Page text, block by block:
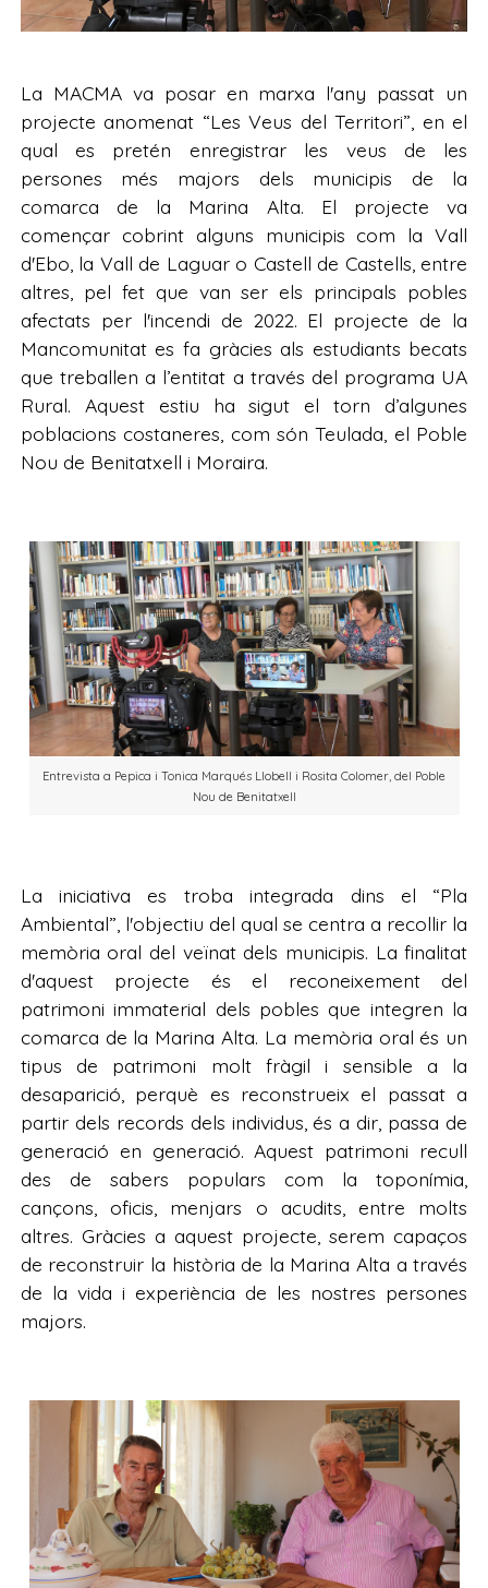
La MACMA va posar en marxa l'any passat un
projecte anomenat “Les Veus del Territori”, en el
qual es pretén enregistrar les veus de les
persones més majors dels municipis de la
comarca de la Marina Alta. El projecte va
començar cobrint alguns municipis com la Vall
d'Ebo, la Vall de Laguar o Castell de Castells, entre
altres, pel fet que van ser els principals pobles
afectats per l'incendi de 2022. El projecte de la
Mancomunitat es fa gràcies als estudiants becats
que treballen a l’entitat a través del programa UA
Rural. Aquest estiu ha sigut el torn d’algunes
poblacions costaneres, com són Teulada, el Poble
Nou de Benitatxell i Moraira.
Entrevista a Pepica i Tonica Marqués Llobell i Rosita Colomer, del Poble
Nou de Benitatxell
La iniciativa es troba integrada dins el “Pla
Ambiental”, l'objectiu del qual se centra a recollir la
memòria oral del veïnat dels municipis. La finalitat
d'aquest projecte és el reconeixement del
patrimoni immaterial dels pobles que integren la
comarca de la Marina Alta. La memòria oral és un
tipus de patrimoni molt fràgil i sensible a la
desaparició, perquè es reconstrueix el passat a
partir dels records dels individus, és a dir, passa de
generació en generació. Aquest patrimoni recull
des de sabers populars com la toponímia,
cançons, oficis, menjars o acudits, entre molts
altres. Gràcies a aquest projecte, serem capaços
de reconstruir la història de la Marina Alta a través
de la vida i experiència de les nostres persones
majors.